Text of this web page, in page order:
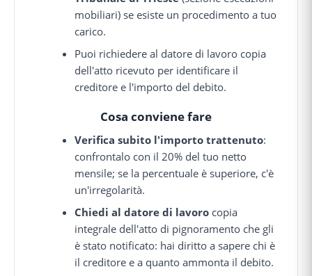
mobiliari) se esiste un procedimento a tuo
carico.
Puoi richiedere al datore di lavoro copia
dell'atto ricevuto per identificare il
creditore e l'importo del debito.
Cosa conviene fare
Verifica subito l'importo trattenuto:
confrontalo con il 20% del tuo netto
mensile; se la percentuale è superiore, c'è
un'irregolarità.
Chiedi al datore di lavoro copia
integrale dell'atto di pignoramento che gli
è stato notificato: hai diritto a sapere chi è
il creditore e a quanto ammonta il debito.